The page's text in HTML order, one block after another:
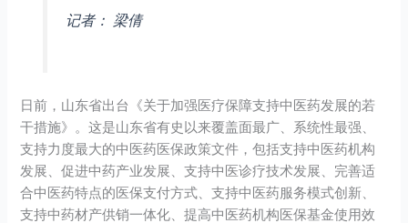
记者： 梁倩
日前，山东省出台《关于加强医疗保障支持中医药发展的若
干措施》。这是山东省有史以来覆盖面最广、系统性最强、
支持力度最大的中医药医保政策文件，包括支持中医药机构
发展、促进中药产业发展、支持中医诊疗技术发展、完善适
合中医药特点的医保支付方式、支持中医药服务模式创新、
支持中药材产供销一体化、提高中医药机构医保基金使用效